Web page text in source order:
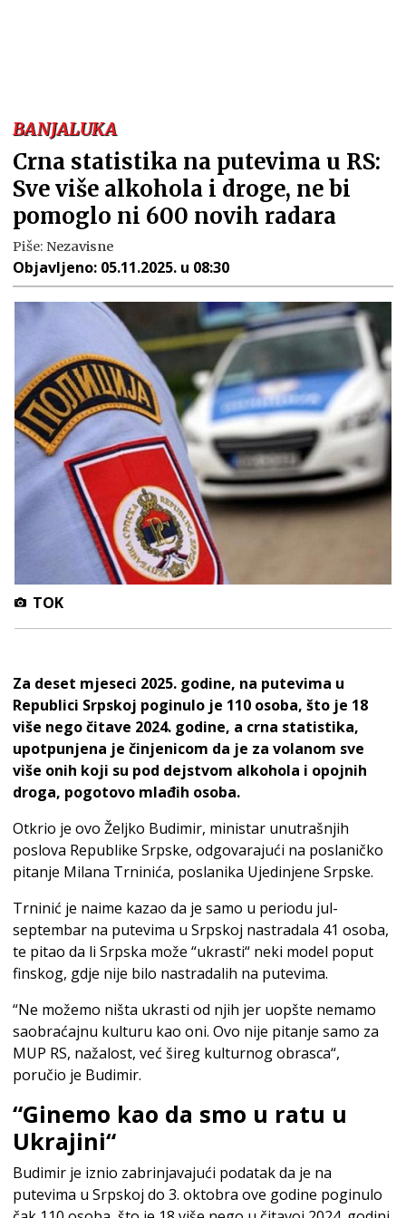
BANJALUKA
Crna statistika na putevima u RS:
Sve više alkohola i droge, ne bi
pomoglo ni 600 novih radara
Piše: Nezavisne
Objavljeno: 05.11.2025. u 08:30
TOK
Za deset mjeseci 2025. godine, na putevima u
Republici Srpskoj poginulo je 110 osoba, što je 18
više nego čitave 2024. godine, a crna statistika,
upotpunjena je činjenicom da je za volanom sve
više onih koji su pod dejstvom alkohola i opojnih
droga, pogotovo mlađih osoba.
Otkrio je ovo Željko Budimir, ministar unutrašnjih
poslova Republike Srpske, odgovarajući na poslaničko
pitanje Milana Trninića, poslanika Ujedinjene Srpske.
Trninić je naime kazao da je samo u periodu jul-
septembar na putevima u Srpskoj nastradala 41 osoba,
te pitao da li Srpska može “ukrasti“ neki model poput
finskog, gdje nije bilo nastradalih na putevima.
“Ne možemo ništa ukrasti od njih jer uopšte nemamo
saobraćajnu kulturu kao oni. Ovo nije pitanje samo za
MUP RS, nažalost, već šireg kulturnog obrasca“,
poručio je Budimir.
“Ginemo kao da smo u ratu u
Ukrajini“
Budimir je iznio zabrinjavajući podatak da je na
putevima u Srpskoj do 3. oktobra ove godine poginulo